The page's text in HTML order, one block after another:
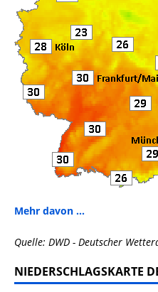
Mehr davon ...
Quelle: DWD - Deutscher
NIEDERSCHLAGSKARTE